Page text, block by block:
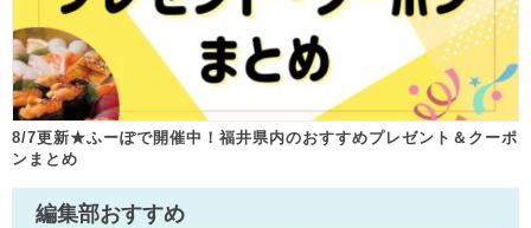
8/7更新★ふーぽで開催中！福井県内のおすすめプレゼント＆クーポ
ンまとめ
編集部おすすめ